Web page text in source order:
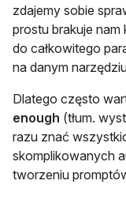
zdajemy sobie
prostu brakuje
do całkowitego
na danym
Dlatego często
enough (tłum.
razu znać
skomplikowanych
tworzeniu